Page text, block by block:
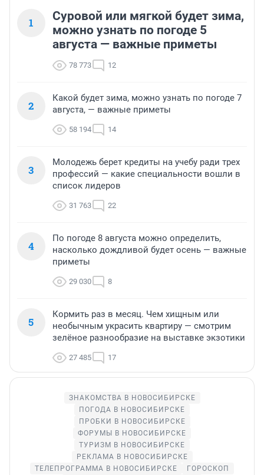
1
Суровой или мягкой будет зима,
можно узнать по погоде 5
августа — важные приметы
78 773 12
2
Какой будет зима, можно узнать по погоде 7
августа, — важные приметы
58 194 14
3
Молодежь берет кредиты на учебу ради трех
профессий — какие специальности вошли в
список лидеров
31 763 22
4
По погоде 8 августа можно определить,
насколько дождливой будет осень — важные
приметы
29 030 8
5
Кормить раз в месяц. Чем хищным или
необычным украсить квартиру — смотрим
зелёное разнообразие на выставке экзотики
27 485 17
ЗНАКОМСТВА В НОВОСИБИРСКЕ
ПОГОДА В НОВОСИБИРСКЕ
ПРОБКИ В НОВОСИБИРСКЕ
ФОРУМЫ В НОВОСИБИРСКЕ
ТУРИЗМ В НОВОСИБИРСКЕ
РЕКЛАМА В НОВОСИБИРСКЕ
ТЕЛЕПРОГРАММА В НОВОСИБИРСКЕ
ГОРОСКОП